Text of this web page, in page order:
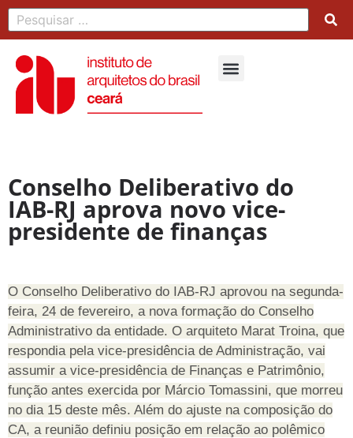
Conselho Deliberativo do
IAB-RJ aprova novo vice-
presidente de finanças
O Conselho Deliberativo do IAB-RJ aprovou na segunda-
feira, 24 de fevereiro, a nova formação do Conselho
Administrativo da entidade. O arquiteto Marat Troina, que
respondia pela vice-presidência de Administração, vai
assumir a vice-presidência de Finanças e Patrimônio,
função antes exercida por Márcio Tomassini, que morreu
no dia 15 deste mês. Além do ajuste na composição do
CA, a reunião definiu posição em relação ao polêmico